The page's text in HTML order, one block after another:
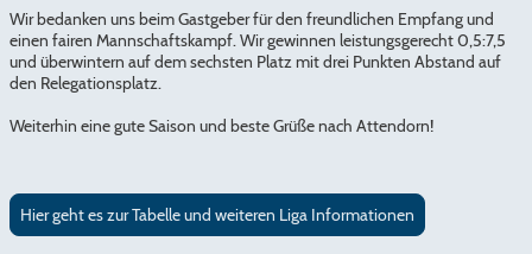
Wir bedanken uns beim Gastgeber für den freundlichen Empfang und
einen fairen Mannschaftskampf. Wir gewinnen leistungsgerecht 0,5:7,5
und überwintern auf dem sechsten Platz mit drei Punkten Abstand auf
den Relegationsplatz.
Weiterhin eine gute Saison und beste Grüße nach Attendorn!
Hier geht es zur Tabelle und weiteren Liga Informationen